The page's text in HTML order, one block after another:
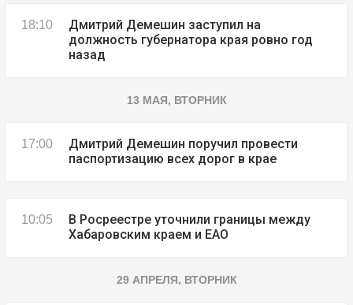
18:10
Дмитрий Демешин заступил на
должность губернатора края ровно год
назад
13 МАЯ, ВТОРНИК
17:00
Дмитрий Демешин поручил провести
паспортизацию всех дорог в крае
10:05
В Росреестре уточнили границы между
Хабаровским краем и ЕАО
29 АПРЕЛЯ, ВТОРНИК